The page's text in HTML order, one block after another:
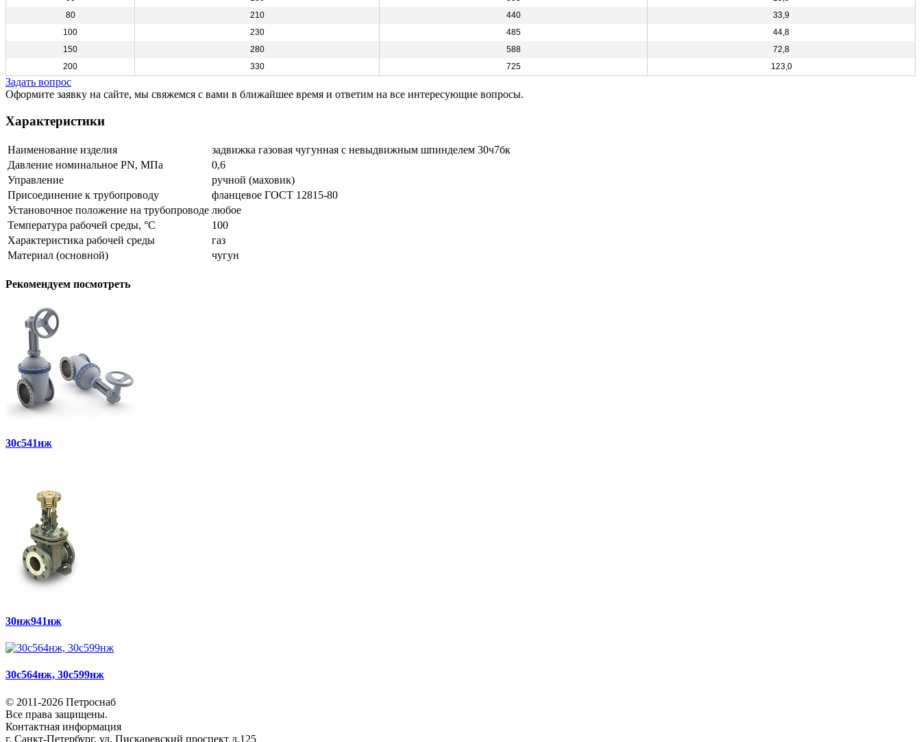
80
210 440
33,9
100
230 485
44,8
150
280 588
72,8
200
330 725 123,0
Задать вопрос
Оформите заявку на сайте, мы свяжемся с вами в ближайшее время и ответим на все интересующие вопросы.
Характеристики
Наименование изделия
задвижка газовая чугунная с невыдвижным шпинделем 30ч7бк
Давление номинальное PN, МПа
0,6
Управление
ручной (маховик)
Присоединение к трубопроводу
фланцевое ГОСТ 12815-80
Установочное положение на трубопроводе любое
Температура рабочей среды, °С
100
Характеристика рабочей среды
газ
Материал (основной)
чугун
Рекомендуем посмотреть
30с541нж
30нж941нж
30с564нж, 30с599нж
© 2011-2026 Петроснаб
Все права защищены.
Контактная информация
г. Санкт-Петербург, ул. Пискаревский проспект д.125